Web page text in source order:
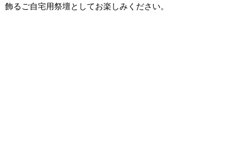
飾るご自宅用祭壇としてお楽しみください。